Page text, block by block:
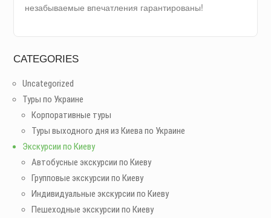
незабываемые впечатления гарантированы!
CATEGORIES
Uncategorized
Туры по Украине
Корпоративные туры
Туры выходного дня из Киева по Украине
Экскурсии по Киеву
Автобусные экскурсии по Киеву
Групповые экскурсии по Киеву
Индивидуальные экскурсии по Киеву
Пешеходные экскурсии по Киеву